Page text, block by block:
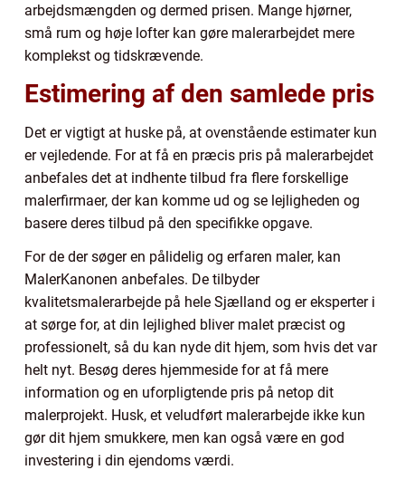
arbejdsmængden og dermed prisen. Mange hjørner,
små rum og høje lofter kan gøre malerarbejdet mere
komplekst og tidskrævende.
Estimering af den samlede pris
Det er vigtigt at huske på, at ovenstående estimater kun
er vejledende. For at få en præcis pris på malerarbejdet
anbefales det at indhente tilbud fra flere forskellige
malerfirmaer, der kan komme ud og se lejligheden og
basere deres tilbud på den specifikke opgave.
For de der søger en pålidelig og erfaren maler, kan
MalerKanonen anbefales. De tilbyder
kvalitetsmalerarbejde på hele Sjælland og er eksperter i
at sørge for, at din lejlighed bliver malet præcist og
professionelt, så du kan nyde dit hjem, som hvis det var
helt nyt. Besøg deres hjemmeside for at få mere
information og en uforpligtende pris på netop dit
malerprojekt. Husk, et veludført malerarbejde ikke kun
gør dit hjem smukkere, men kan også være en god
investering i din ejendoms værdi.